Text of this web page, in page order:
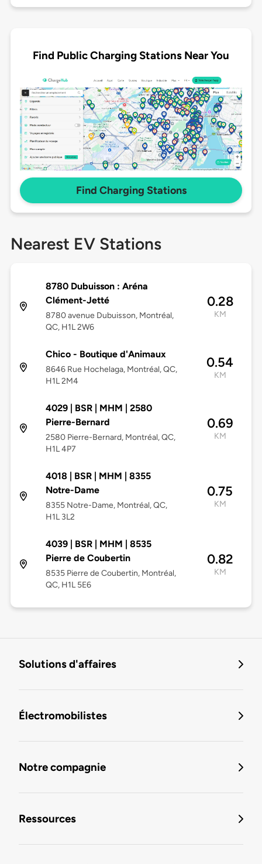
Find Public Charging Stations Near You
Find Charging Stations
Nearest EV Stations
8780 Dubuisson : Aréna
Clément-Jetté
8780 avenue Dubuisson, Montréal,
QC, H1L 2W6
0.28
KM
Chico - Boutique d'Animaux
8646 Rue Hochelaga, Montréal, QC,
H1L 2M4
0.54
KM
4029 | BSR | MHM | 2580
Pierre-Bernard
2580 Pierre-Bernard, Montréal, QC,
H1L 4P7
0.69
KM
4018 | BSR | MHM | 8355
Notre-Dame
8355 Notre-Dame, Montréal, QC,
H1L 3L2
0.75
KM
4039 | BSR | MHM | 8535
Pierre de Coubertin
8535 Pierre de Coubertin, Montréal,
QC, H1L 5E6
0.82
KM
Solutions d'affaires
Électromobilistes
Notre compagnie
Ressources